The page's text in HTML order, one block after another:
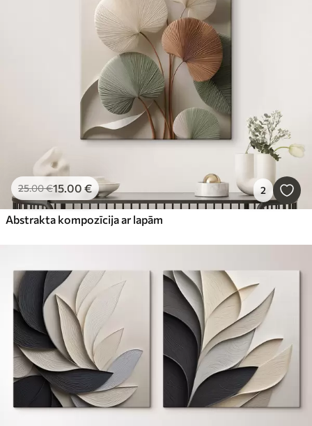
25.00€15.00 € 2
Abstrakta kompozīcija ar lapām